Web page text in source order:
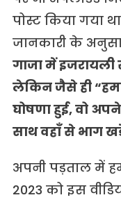
पोस्ट किया गया
जानकारी के
गाजामेंइजरायली
लेकिनजैसेही“
घोषणाहुई,वो अपने
साथवहाँसे भाग
अपनी पड़ताल में
2023 को इस